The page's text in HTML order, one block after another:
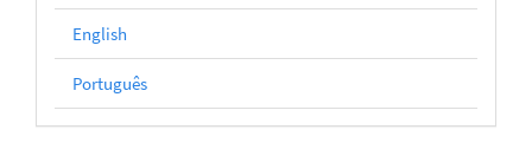
English
Português